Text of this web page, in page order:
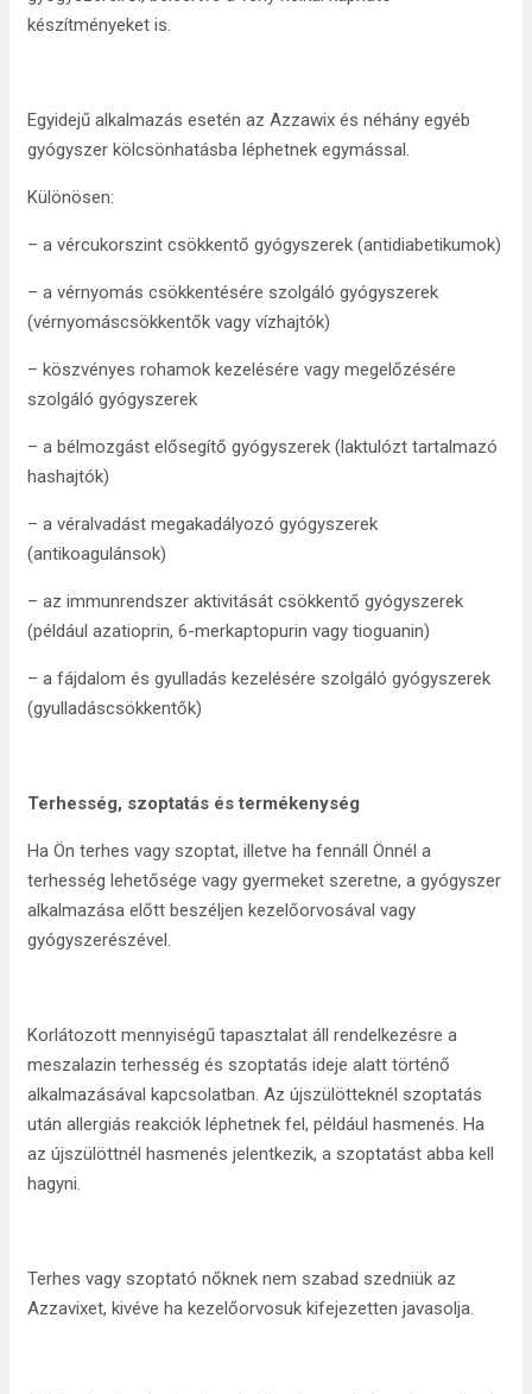
készítményeket is.
Egyidejű alkalmazás esetén az Azzawix és néhány egyéb
gyógyszer kölcsönhatásba léphetnek egymással.
Különösen:
– a vércukorszint csökkentő gyógyszerek (antidiabetikumok)
– a vérnyomás csökkentésére szolgáló gyógyszerek
(vérnyomáscsökkentők vagy vízhajtók)
– köszvényes rohamok kezelésére vagy megelőzésére
szolgáló gyógyszerek
– a bélmozgást elősegítő gyógyszerek (laktulózt tartalmazó
hashajtók)
– a véralvadást megakadályozó gyógyszerek
(antikoagulánsok)
– az immunrendszer aktivitását csökkentő gyógyszerek
(például azatioprin, 6-merkaptopurin vagy tioguanin)
– a fájdalom és gyulladás kezelésére szolgáló gyógyszerek
(gyulladáscsökkentők)
Terhesség, szoptatás és termékenység
Ha Ön terhes vagy szoptat, illetve ha fennáll Önnél a
terhesség lehetősége vagy gyermeket szeretne, a gyógyszer
alkalmazása előtt beszéljen kezelőorvosával vagy
gyógyszerészével.
Korlátozott mennyiségű tapasztalat áll rendelkezésre a
meszalazin terhesség és szoptatás ideje alatt történő
alkalmazásával kapcsolatban. Az újszülötteknél szoptatás
után allergiás reakciók léphetnek fel, például hasmenés. Ha
az újszülöttnél hasmenés jelentkezik, a szoptatást abba kell
hagyni.
Terhes vagy szoptató nőknek nem szabad szedniük az
Azzavixet, kivéve ha kezelőorvosuk kifejezetten javasolja.